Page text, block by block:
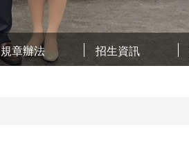
規章辦法 招生資訊